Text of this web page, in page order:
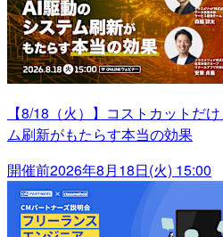
【8/18（火）】コストカットだ
ム刷新がもたらす本当の効果
開催前2026年8月18日(火) 15:00